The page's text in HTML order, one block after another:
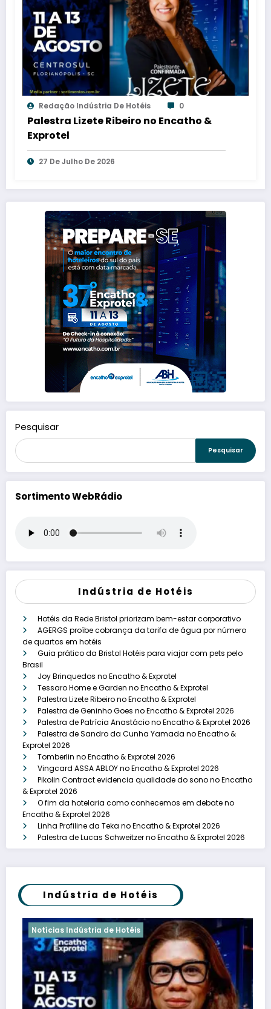
Redação Indústria De Hotéis 0
Palestra Lizete Ribeiro no Encatho &
Exprotel
27 De Julho De 2026
Pesquisar
Pesquisar
Sortimento WebRádio
Indústria de Hotéis
Hotéis da Rede Bristol priorizam bem-estar corporativo
AGERGS proíbe cobrança da tarifa de água por número
de quartos em hotéis
Guia prático da Bristol Hotéis para viajar com pets pelo
Brasil
Joy Brinquedos no Encatho & Exprotel
Tessaro Home e Garden no Encatho & Exprotel
Palestra Lizete Ribeiro no Encatho & Exprotel
Palestra de Geninho Goes no Encatho & Exprotel 2026
Palestra de Patrícia Anastácio no Encatho & Exprotel 2026
Palestra de Sandro da Cunha Yamada no Encatho &
Exprotel 2026
Tomberlin no Encatho & Exprotel 2026
Vingcard ASSA ABLOY no Encatho & Exprotel 2026
Pikolin Contract evidencia qualidade do sono no Encatho
& Exprotel 2026
O fim da hotelaria como conhecemos em debate no
Encatho & Exprotel 2026
Linha Profiline da Teka no Encatho & Exprotel 2026
Palestra de Lucas Schweitzer no Encatho & Exprotel 2026
Indústria de Hotéis
Notícias Indústria de Hotéis